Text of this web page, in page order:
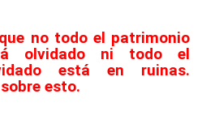
no todo el patrimonio
olvidado ni todo el
está en ruinas.
esto.